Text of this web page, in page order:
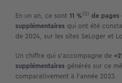
En un an, ce sont 11 %(2) de pages
supplémentaires qui ont été
de 2024, sur les sites SeLoger et
Un chiffre qui s’accompagne de
supplémentaires générés sur ce
comparativement à l’année 2023.